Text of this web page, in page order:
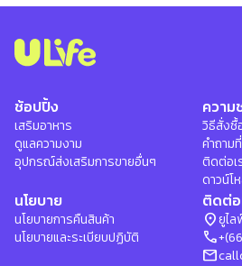
ช้อปปิ้ง
เสริมอาหาร
ดูแลความงาม
อุปกรณ์ส่งเสริมการขายอื่นๆ
ความ
วิธีสั่ง
คำถาม
ติดต่อเ
ดาวน์โ
นโยบาย
นโยบายการคืนสินค้า
นโยบายและระเบียบปฏิบัติ
ติดต่อ
location_onยูไ
phone
mail